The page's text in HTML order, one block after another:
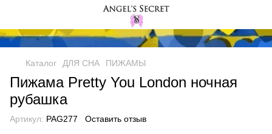
Каталог ДЛЯ СНА ПИЖАМЫ
Пижама Pretty You London ночная
рубашка
Артикул: PAG277 Оставить отзыв